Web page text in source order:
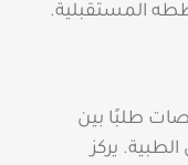
المستقبلية.
طلبًا بين
يركز